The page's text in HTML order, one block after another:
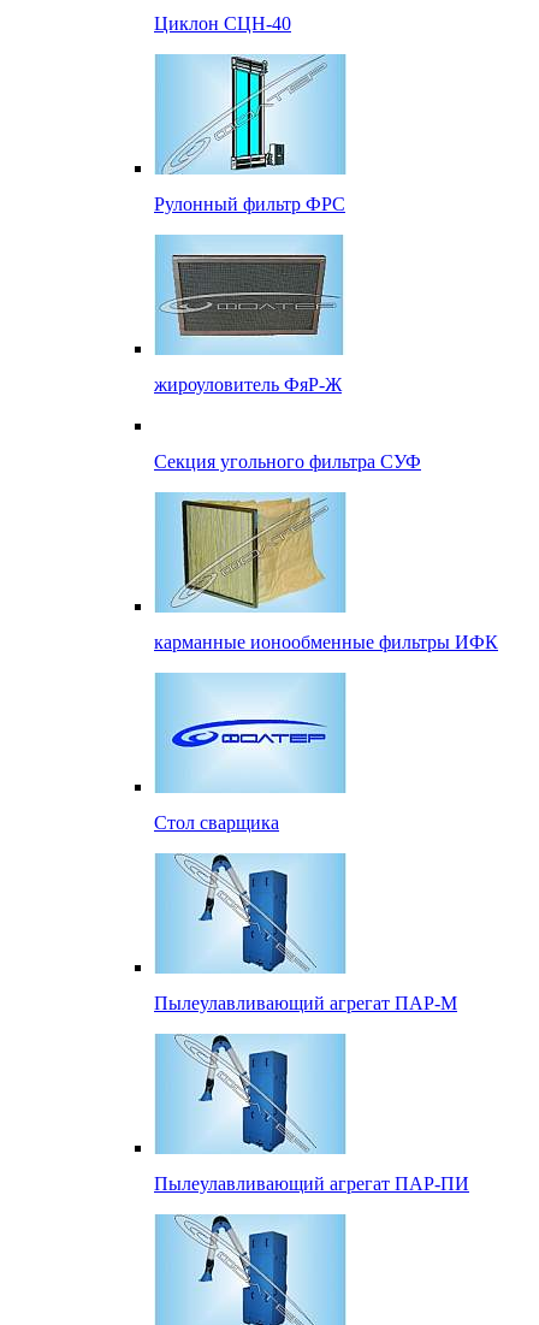
Циклон СЦН-40
Рулонный фильтр ФРС
жироуловитель ФяР-Ж
Секция угольного фильтра СУФ
карманные ионообменные фильтры ИФК
Стол сварщика
Пылеулавливающий агрегат ПАР-М
Пылеулавливающий агрегат ПАР-ПИ